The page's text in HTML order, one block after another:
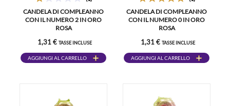
CANDELA DI COMPLEANNO
CON IL NUMERO 2 IN ORO
ROSA
1,31 € TASSE INCLUSE
AGGIUNGI AL CARRELLO
CANDELA DI COMPLEANNO
CON IL NUMERO 0 IN ORO
ROSA
1,31 € TASSE INCLUSE
AGGIUNGI AL CARRELLO